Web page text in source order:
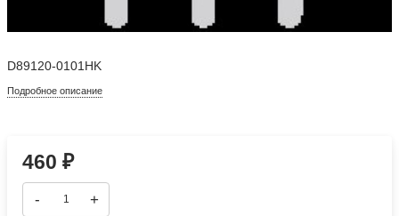
D89120-0101HK
Подробное описание
460₽
- +